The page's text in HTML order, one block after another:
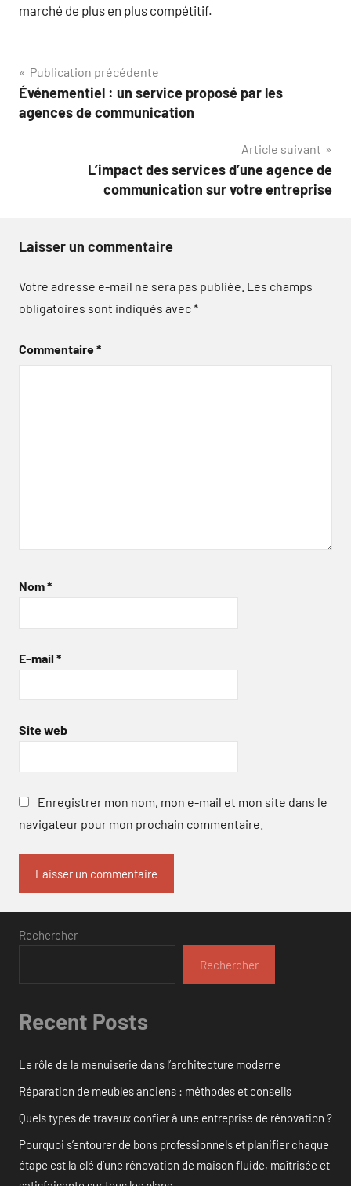
marché de plus en plus compétitif.
Navigation
de
Publication précédente
Événementiel : un service proposé par les
agences de communication
Article suivant
L’impact des services d’une agence de
communication sur votre entreprise
Laisser un commentaire
Votre adresse e-mail ne sera pas publiée. Les champs
obligatoires sont indiqués avec*
Commentaire*
Nom*
E-mail *
Site web
Enregistrer mon nom, mon e-mail et mon site dans le
navigateur pour mon prochain commentaire.
Rechercher
Rechercher
Recent Posts
Le rôle de la menuiserie dans l’architecture moderne
Réparation de meubles anciens : méthodes et conseils
Quels types de travaux confier à une entreprise de rénovation ?
Pourquoi s’entourer de bons professionnels et planifier chaque
étape est la clé d’une rénovation de maison fluide, maîtrisée et